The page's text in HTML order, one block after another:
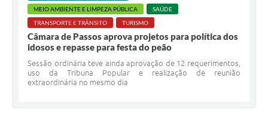
MEIO AMBIENTE E LIMPEZA PÚBLICA
SAÚDE
TRANSPORTE E TRÂNSITO
TURISMO
Câmara de Passos aprova projetos para política dos
idosos e repasse para festa do peão
Sessão ordinária teve ainda aprovação de 12 requerimentos,
uso da Tribuna Popular e realização de reunião
extraordinária no mesmo dia